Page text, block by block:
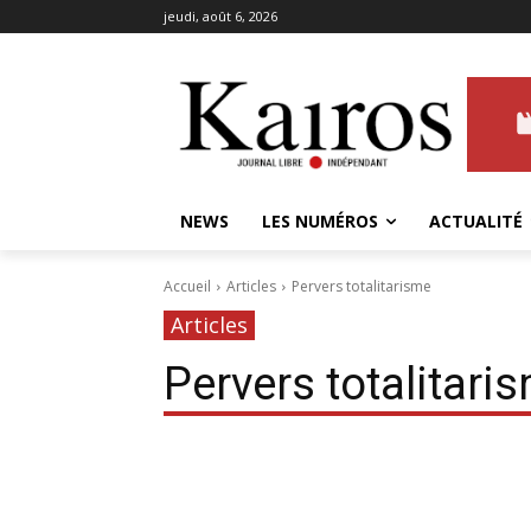
jeudi, août 6, 2026
NEWS LES NUMÉROS ACTUALITÉ
Accueil Articles Pervers totalitarisme
Articles
Pervers